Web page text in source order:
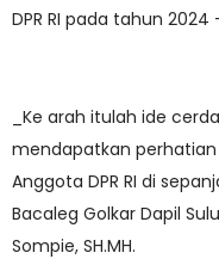
DPR RI pada tahun 2024
_Ke arah itulah ide
mendapatkan perhatian
Anggota DPR RI di
Bacaleg Golkar Dapil
Sompie, SH.MH.